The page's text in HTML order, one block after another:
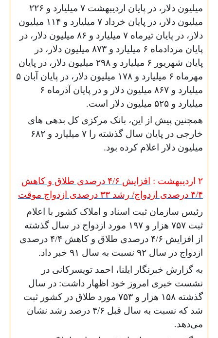
میلیون دلار، در پایان اردیبهشت ۷ میلیارد و ۲۲۶
میلیون دلار، در پایان خرداد ۷ میلیارد و ۱۱۴ میلیون
دلار، در پایان تیرماه ۷ میلیارد و ۸۶ میلیون دلار، در
پایان مردادماه ۶ میلیارد و ۸۷۳ میلیون دلار، در
پایان شهریور ۶ میلیارد و ۲۹۸ میلیون دلار، در پایان
مهرماه ۶ میلیارد و ۱۷۸ میلیون دلار، در پایان آبان ۵
میلیارد و ۸۶۷ میلیون دلار و در پایان آذرماه ۶
میلیارد و ۵۲۵ میلیون دلار است.
همچنین پیش از این، بانک مرکزی کل بدهی های
خارجی در پایان سال گذشته را ۷ میلیارد و ۶۸۲
میلیون دلار اعلام کرده بود.
۲ اردیبهشت :
افزایش ۴/۶ درصدی طلاق و کاهش
۴/۴ درصدی ازدواج/ رشد ۳۳ درصدی ازدواج موقت
رئیس سازمان ثبت اسناد و املاک کشور با اعلام
ثبت ۷۵۷ هزار و ۱۹۷ مورد ازدواج در سال گذشته
از افزایش ۴/۶ درصدی طلاق و کاهش ۴/۴ درصدی
ازدواج در سال ۹۲ نسبت به سال ۹۱ خبر داد.
به گزارش خبرنگار ایلنا، احمد تویسرکانی در
نشست خبری امروز خود اظهار داشت: در سال
گذشته ۱۵۸ هزار و ۷۵۳ مورد طلاق در کشور ثبت
شد که نسبت به سال قبل ۴/۶ درصد رشد نشان
می‌دهد.